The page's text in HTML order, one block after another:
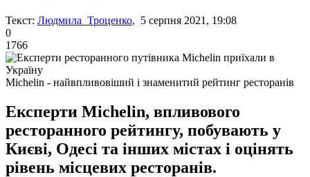
Текст: Людмила Троценко, 5 серпня 2021, 19:08
0
1766
Michelin - найвпливовіший і знаменитий рейтинг ресторанів
Експерти Michelin, впливового
ресторанного рейтингу, побувають у
Києві, Одесі та інших містах і оцінять
рівень місцевих ресторанів.